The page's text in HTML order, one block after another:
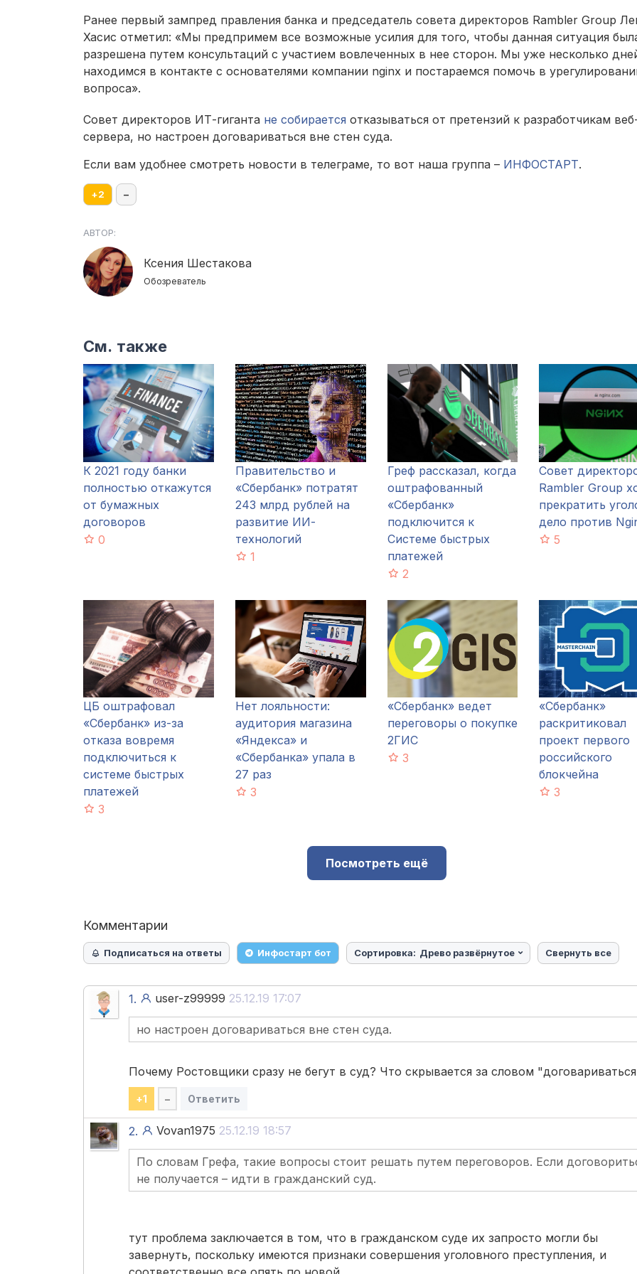
Ранее первый зампред правления банка и председатель совета директоров Rambler Group
Хасис отметил: «Мы предпримем все возможные усилия для того, чтобы данная ситуация
разрешена путем консультаций с участием вовлеченных в нее сторон. Мы уже несколько
находимся в контакте с основателями компании nginx и постараемся помочь в
вопроса».
Совет директоров ИТ-гиганта не собирается отказываться от претензий к разработчикам
сервера, но настроен договариваться вне стен суда.
Если вам удобнее смотреть новости в телеграме, то вот наша группа – ИНФОСТАРТ.
+2 –
АВТОР:
Ксения Шестакова
Обозреватель
См. также
К 2021 году банки
полностью откажутся
от бумажных
договоров
0
Правительство и
«Сбербанк» потратят
243 млрд рублей на
развитие ИИ-
технологий
1
Греф рассказал, когда
оштрафованный
«Сбербанк»
подключится к
Системе быстрых
платежей
2
Совет
Rambler Group
прекратить
дело против
5
ЦБ оштрафовал
«Сбербанк» из-за
отказа вовремя
подключиться к
системе быстрых
платежей
3
Нет лояльности:
аудитория магазина
«Яндекса» и
«Сбербанка» упала в
27 раз
3
«Сбербанк» ведет
переговоры о покупке
2ГИС
3
«Сбербанк»
раскритиковал
проект первого
российского
блокчейна
3
Посмотреть ещё
Комментарии
Подписаться на ответы Инфостарт бот Сортировка: Древо развёрнутое Свернуть все
1. user-z99999 25.12.19 17:07
но настроен договариваться вне стен суда.
Почему Ростовщики сразу не бегут в суд? Что скрывается за словом
+1 – Ответить
2. Vovan1975 25.12.19 18:57
По словам Грефа, такие вопросы стоит решать путем переговоров. Если
не получается – идти в гражданский суд.
тут проблема заключается в том, что в гражданском суде их запросто могли бы
завернуть, поскольку имеются признаки совершения уголовного преступления, и